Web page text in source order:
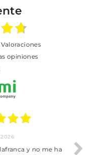
y no me ha